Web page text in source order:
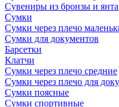
Сувениры из бронзы и
Сумки
Сумки через плечо
Сумки для документов
Барсетки
Клатчи
Сумки через плечо средние
Сумки через плечо для
Сумки поясные
Сумки спортивные